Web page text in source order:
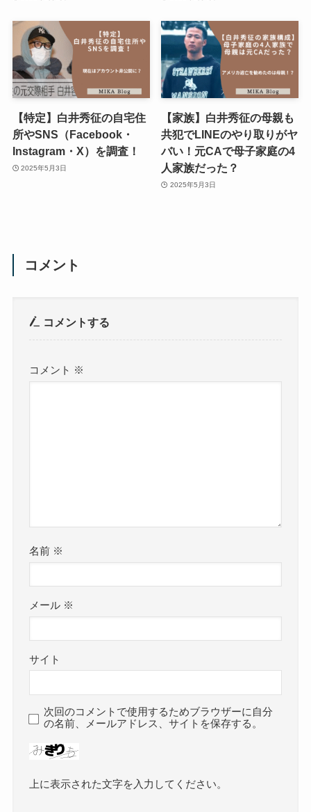
【特定】白井秀征の自宅住
所やSNS（Facebook・
Instagram・X）を調査！
2025年5月3日
【家族】白井秀征の母親も
共犯でLINEのやり取りがヤ
バい！元CAで母子家庭の4
人家族だった？
2025年5月3日
コメント
コメントする
コメント ※
名前 ※
メール ※
サイト
次回のコメントで使用するためブラウザーに自分
の名前、メールアドレス、サイトを保存する。
上に表示された文字を入力してください。